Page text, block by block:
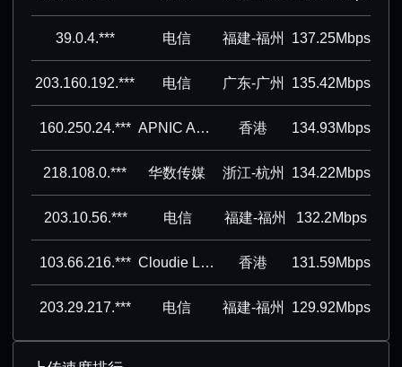
39.0.4.*** 电信 福建-福州 137.25Mbps
203.160.192.*** 电信 广东-广州 135.42Mbps
160.250.24.*** APNIC ASN block 香港 134.93Mbps
218.108.0.*** 华数传媒 浙江-杭州 134.22Mbps
203.10.56.*** 电信 福建-福州 132.2Mbps
103.66.216.*** Cloudie Limited 香港 131.59Mbps
203.29.217.*** 电信 福建-福州 129.92Mbps